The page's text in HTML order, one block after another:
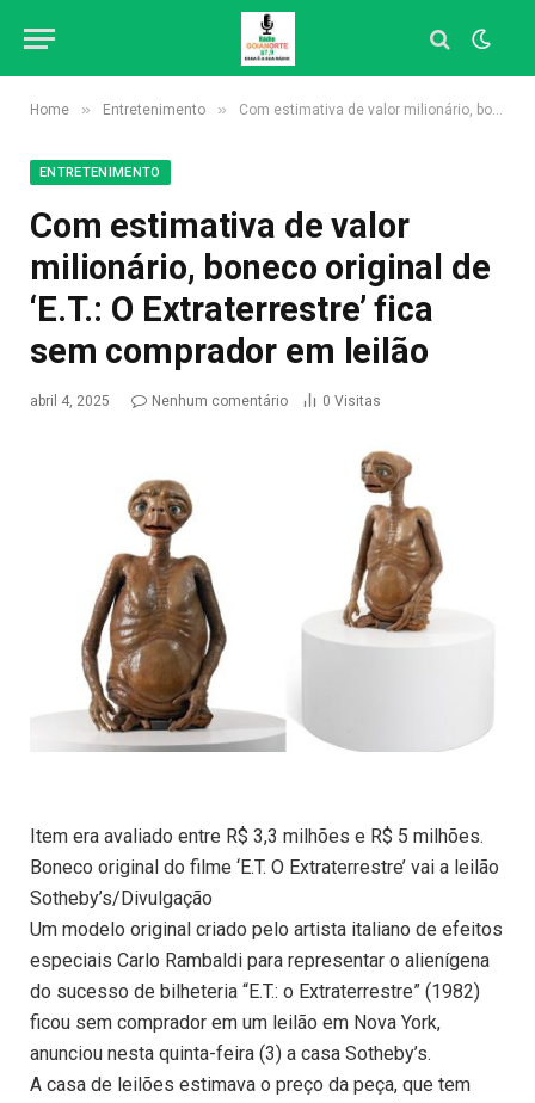
Home » Entretenimento » Com estimativa de valor milionário, boneco original de ‘E.T.: O Extraterrestre’ fica sem comprador em leilão
ENTRETENIMENTO
Com estimativa de valor
milionário, boneco original de
‘E.T.: O Extraterrestre’ fica
sem comprador em leilão
abril 4, 2025 Nenhum comentário 0 Visitas
Item era avaliado entre R$ 3,3 milhões e R$ 5 milhões.
Boneco original do filme ‘E.T. O Extraterrestre’ vai a leilão
Sotheby’s/Divulgação
Um modelo original criado pelo artista italiano de efeitos
especiais Carlo Rambaldi para representar o alienígena
do sucesso de bilheteria “E.T.: o Extraterrestre” (1982)
ficou sem comprador em um leilão em Nova York,
anunciou nesta quinta-feira (3) a casa Sotheby’s.
A casa de leilões estimava o preço da peça, que tem